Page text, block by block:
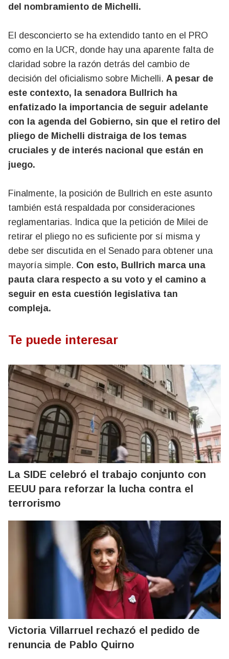
del nombramiento de Michelli.
El desconcierto se ha extendido tanto en el PRO
como en la UCR, donde hay una aparente falta de
claridad sobre la razón detrás del cambio de
decisión del oficialismo sobre Michelli. A pesar de
este contexto, la senadora Bullrich ha
enfatizado la importancia de seguir adelante
con la agenda del Gobierno, sin que el retiro del
pliego de Michelli distraiga de los temas
cruciales y de interés nacional que están en
juego.
Finalmente, la posición de Bullrich en este asunto
también está respaldada por consideraciones
reglamentarias. Indica que la petición de Milei de
retirar el pliego no es suficiente por sí misma y
debe ser discutida en el Senado para obtener una
mayoría simple. Con esto, Bullrich marca una
pauta clara respecto a su voto y el camino a
seguir en esta cuestión legislativa tan
compleja.
Te puede interesar
La SIDE celebró el trabajo conjunto con
EEUU para reforzar la lucha contra el
terrorismo
Victoria Villarruel rechazó el pedido de
renuncia de Pablo Quirno